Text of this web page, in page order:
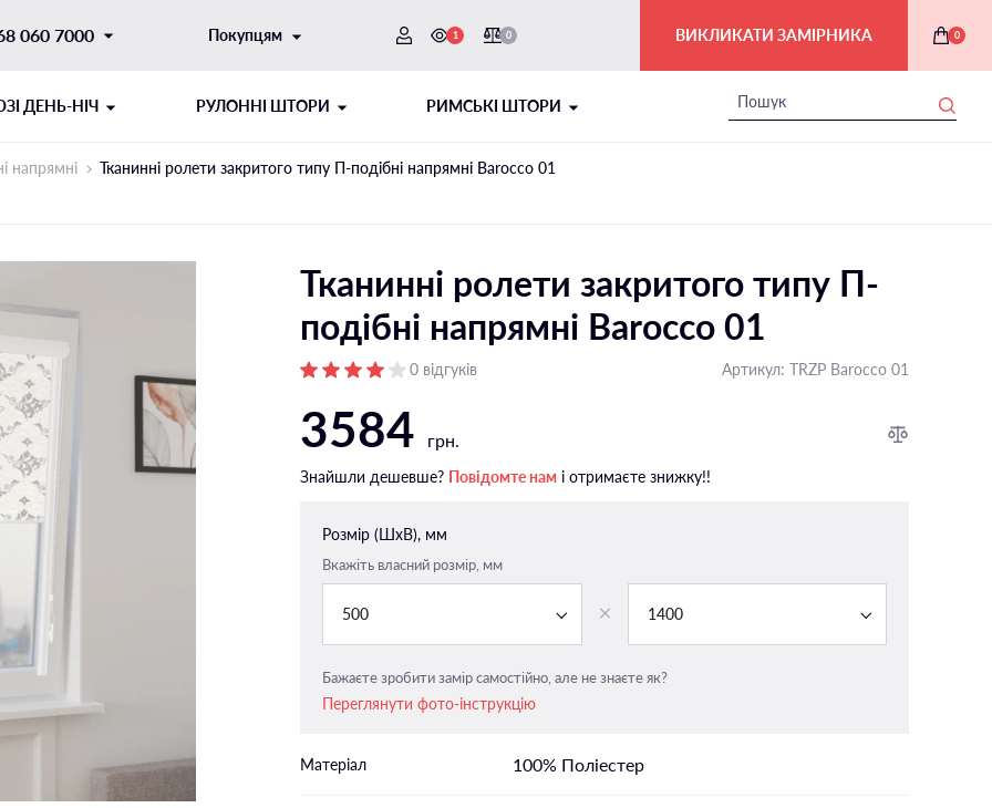
060 7000 Покупцям 1 0 ВИКЛИКАТИ ЗАМІРНИКА 0
ДЕНЬ-НІЧ РУЛОННІ ШТОРИ
ТИПУ
напрямні
напрямні
РУЛОННІ ШТОРИ ДЕНЬ-НІЧ
Відкритого типу на стулку
Відкритого типу на отвір
напрямні
Закритого типу пласкі напрямні
РИМСЬКІ ШТОРИ
ШНУРОВИЙ МЕХАНІЗМ
На мансардні вікна
У ванній
У дитячу
У спальню
напрямні Тканинні ролети закритого типу П-подiбні напрямні Barocco 01
Тканинні ролети закритого типу П-
подiбні напрямні Barocco 01
0 відгуків Артикул: TRZP Barocco 01
3584 грн.
Знайшли дешевше? Повідомте нам і отримаєте знижку!!
Розмір (ШxВ), мм
Вкажіть власний розмір, мм
500 1400
Бажаєте зробити замір самостійно, але не знаєте як?
Переглянути фото-інструкцію
Матеріал 100% Поліестер